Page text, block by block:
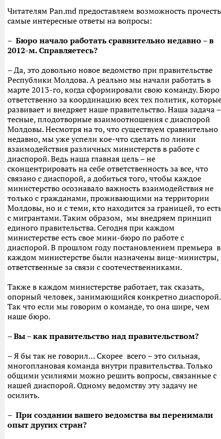
Читателям Pan.md предоставляем возможность прочесть
самые интересные ответы на вопросы:
– Бюро начало работать сравнительно недавно – в
2012-м. Справляетесь?
– Да, это довольно новое ведомство при правительстве
Республики Молдова. А реально мы начали работать в
марте 2013-го, когда сформировали свою команду. Бюро
ответственно за координацию всех тех политик,
развивает и внедряет наше правительство. Наша задача
тесные, плодотворные взаимоотношения с диаспорой
Молдовы. Несмотря на то, что существуем сравнительно
недавно, мы уже успели кое-что сделать по линии
взаимодействия различных министерств в работе с
диаспорой. Ведь наша главная цель – не
сконцентрировать на себе ответственность за все, что
связано с диаспорой, а добиться того, чтобы каждое
министерство осознавало важность взаимодействия не
только с гражданами, проживающими на территории
Молдовы, но и с теми, кто находится за границей, то
с мигрантами. Таким образом, мы внедряем принцип
единого правительства. Сегодня при каждом
министерстве есть свое мини-бюро по работе с
диаспорой. В прошлом году постановлением премьера в
каждом министерстве были назначены вице-министры,
ответственные за связи с соотечественниками.
Также в каждом министерстве работает, так сказать,
опорный человек, занимающийся конкретно диаспорой.
Так что если мы говорим о команде, то она шире, чем
наше бюро.
– Вы – как правительство над правительством?
– Я бы так не говорил… Скорее всего – это сильная,
многоплановая команда внутри правительства. Только
общими усилиями можно решить вопросы, связанные с
нашей диаспорой. Одному ведомству эту задачу не
осилить.
– При создании вашего ведомства вы перенимали
опыт других стран?